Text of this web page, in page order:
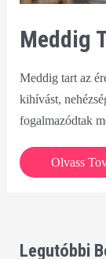
Meddig
Meddig tart az
kihívást,
fogalmazódtak
Meddig
folyamat?
Olvass
Legutóbbi